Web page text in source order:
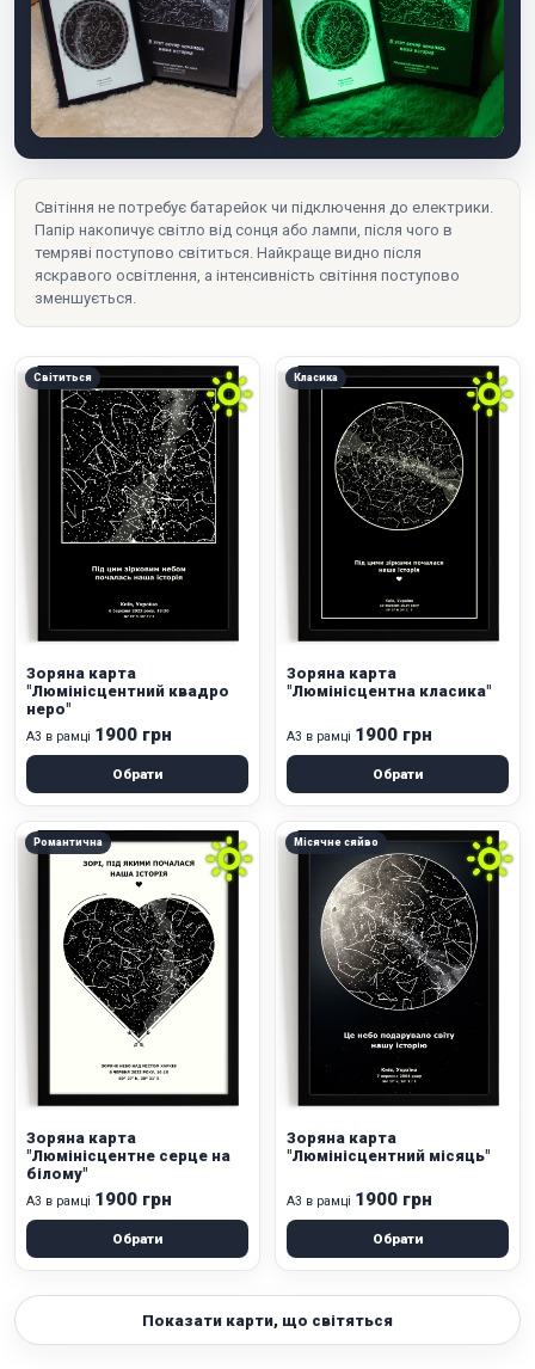
Світіння не потребує батарейок чи підключення до електрики.
Папір накопичує світло від сонця або лампи, після чого в
темряві поступово світиться. Найкраще видно після
яскравого освітлення, а інтенсивність світіння поступово
зменшується.
Світиться
Зоряна карта
"Люмінісцентний квадро
неро"
А3 в рамці 1900 грн
Обрати
Класика
Зоряна карта
"Люмінісцентна класика"
А3 в рамці 1900 грн
Обрати
Романтична
Зоряна карта
"Люмінісцентне серце на
білому"
А3 в рамці 1900 грн
Обрати
Місячне сяйво
Зоряна карта
"Люмінісцентний місяць"
А3 в рамці 1900 грн
Обрати
Показати карти, що світяться